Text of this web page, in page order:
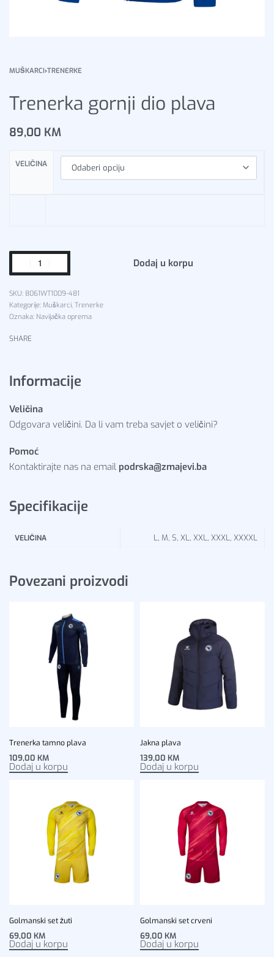
MUŠKARCI›TRENERKE
Trenerka gornji dio plava
89,00 KM
VELIČINA
Dodaj u korpu
8061WT1009-481
Kategorije: Muškarci, Trenerke
Oznaka: Navijačka oprema
SHARE
Informacije
Veličina
Odgovara veličini. Da li vam treba savjet o veličini?
Pomoć
Kontaktirajte nas na email podrska@zmajevi.ba
Specifikacije
VELIČINA L, M, S, XL, XXL, XXXL, XXXXL
Povezani proizvodi
Trenerka tamno plava
109,00 KM
Dodaj u korpu
Jakna plava
139,00 KM
Dodaj u korpu
Golmanski set žuti
69,00 KM
Dodaj u korpu
Golmanski set crveni
69,00 KM
Dodaj u korpu